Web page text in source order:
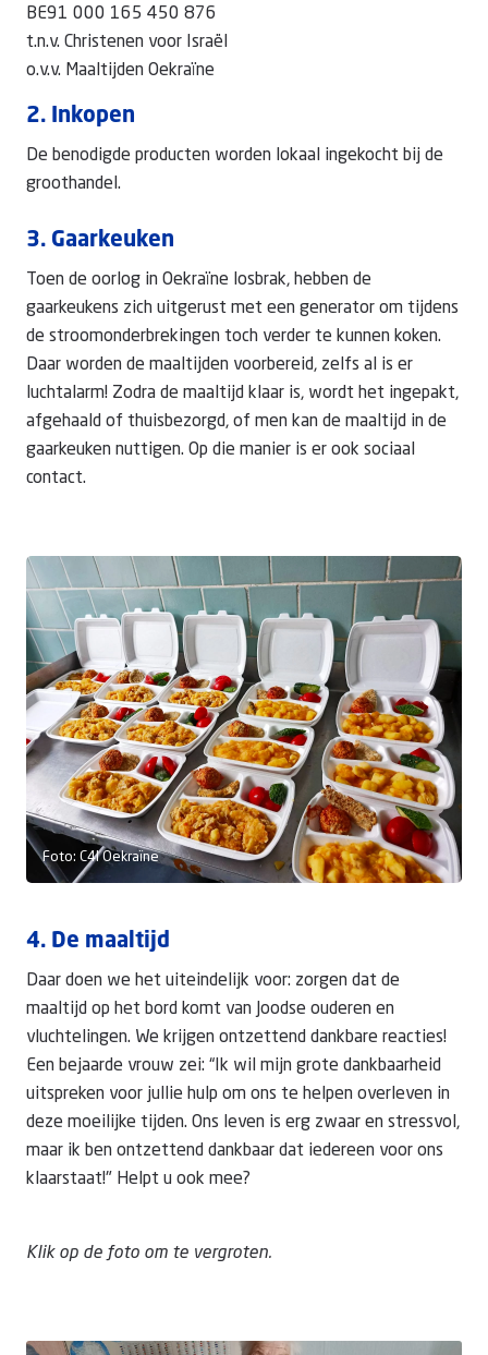
BE91 000 165 450 876
t.n.v. Christenen voor Israël
o.v.v. Maaltijden Oekraïne
2. Inkopen
De benodigde producten worden lokaal ingekocht bij de
groothandel.
3. Gaarkeuken
Toen de oorlog in Oekraïne losbrak, hebben de
gaarkeukens zich uitgerust met een generator om tijdens
de stroomonderbrekingen toch verder te kunnen koken.
Daar worden de maaltijden voorbereid, zelfs al is er
luchtalarm! Zodra de maaltijd klaar is, wordt het ingepakt,
afgehaald of thuisbezorgd, of men kan de maaltijd in de
gaarkeuken nuttigen. Op die manier is er ook sociaal
contact.
Foto: C4I Oekraïne
4. De maaltijd
Daar doen we het uiteindelijk voor: zorgen dat de
maaltijd op het bord komt van Joodse ouderen en
vluchtelingen. We krijgen ontzettend dankbare reacties!
Een bejaarde vrouw zei: “Ik wil mijn grote dankbaarheid
uitspreken voor jullie hulp om ons te helpen overleven in
deze moeilijke tijden. Ons leven is erg zwaar en stressvol,
maar ik ben ontzettend dankbaar dat iedereen voor ons
klaarstaat!" Helpt u ook mee?
Klik op de foto om te vergroten.